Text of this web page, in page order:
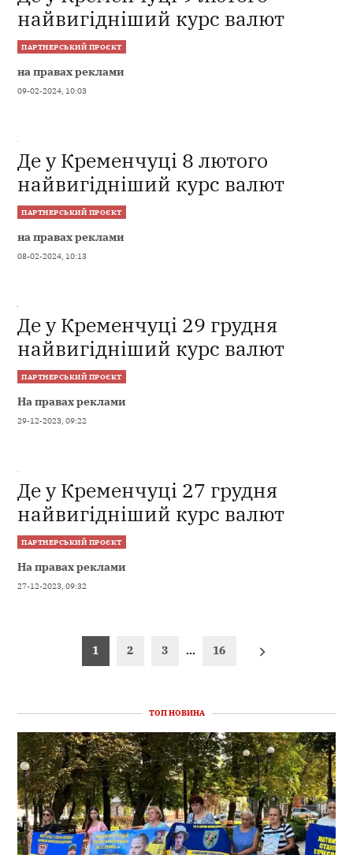
найвигідніший курс валют
ПАРТНЕРСЬКИЙ ПРОЄКТ
на правах реклами
09-02-2024, 10:03
Де у Кременчуці 8 лютого
найвигідніший курс валют
ПАРТНЕРСЬКИЙ ПРОЄКТ
на правах реклами
08-02-2024, 10:13
Де у Кременчуці 29 грудня
найвигідніший курс валют
ПАРТНЕРСЬКИЙ ПРОЄКТ
На правах реклами
29-12-2023, 09:22
Де у Кременчуці 27 грудня
найвигідніший курс валют
ПАРТНЕРСЬКИЙ ПРОЄКТ
На правах реклами
27-12-2023, 09:32
1 2 3 … 16
ТОП НОВИНА